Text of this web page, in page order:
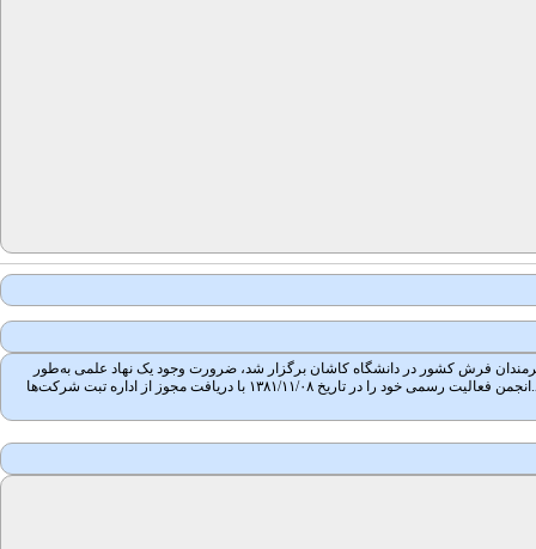
از محققان، مؤلفان و هنرمندان فرش کشور در دانشگاه کاشان برگزار شد، ضرورت وجود یک نهاد علمی به‌طور
جدی احساس شد. پس از پیگیری و مکاتبات بسیار، در جلسه ۱۳۸۱/۰۳/۲۲ تأسیس انجمن علمی فرش ایران در کمیسیون انجمن‌های علمی وزارت علوم تحقیقات و فناوری به تصویب رسید.انجمن فعالیت رسمی خود را در تاریخ ۱۳۸۱/۱۱/۰۸ با دریافت مجوز از اداره تبت شرکت‌ها